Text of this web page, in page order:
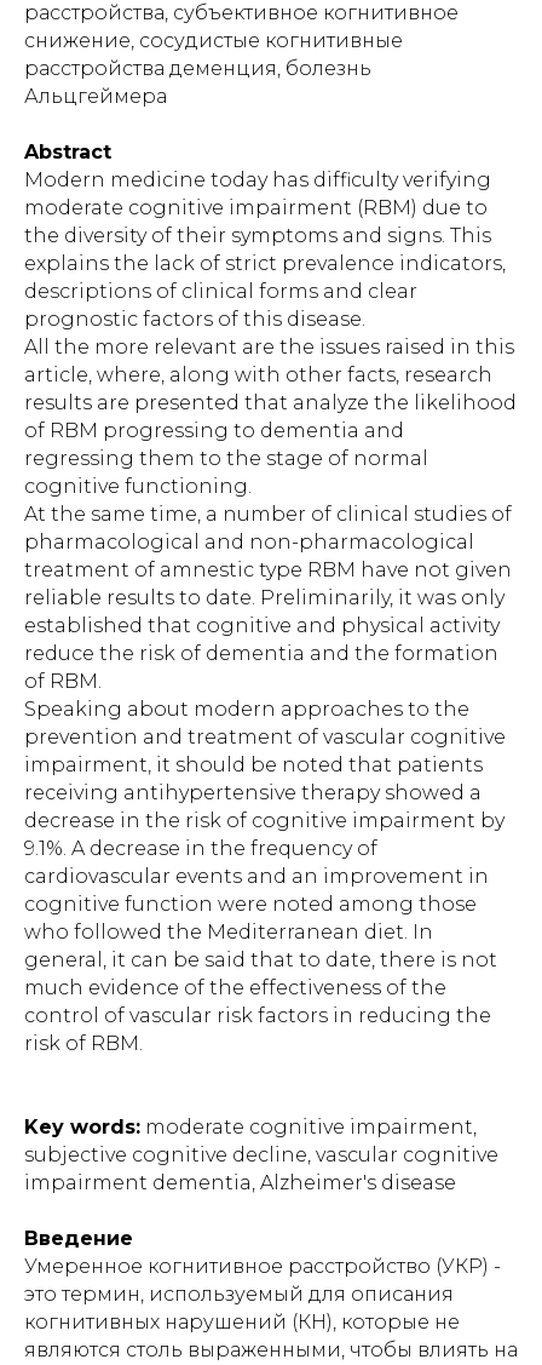
расстройства, субъективное когнитивное
снижение, сосудистые когнитивные
расстройства деменция, болезнь
Альцгеймера
Abstract
Modern medicine today has difficulty verifying
moderate cognitive impairment (RBM) due to
the diversity of their symptoms and signs. This
explains the lack of strict prevalence indicators,
descriptions of clinical forms and clear
prognostic factors of this disease.
All the more relevant are the issues raised in this
article, where, along with other facts, research
results are presented that analyze the likelihood
of RBM progressing to dementia and
regressing them to the stage of normal
cognitive functioning.
At the same time, a number of clinical studies of
pharmacological and non-pharmacological
treatment of amnestic type RBM have not given
reliable results to date. Preliminarily, it was only
established that cognitive and physical activity
reduce the risk of dementia and the formation
of RBM.
Speaking about modern approaches to the
prevention and treatment of vascular cognitive
impairment, it should be noted that patients
receiving antihypertensive therapy showed a
decrease in the risk of cognitive impairment by
9.1%. A decrease in the frequency of
cardiovascular events and an improvement in
cognitive function were noted among those
who followed the Mediterranean diet. In
general, it can be said that to date, there is not
much evidence of the effectiveness of the
control of vascular risk factors in reducing the
risk of RBM.
Key words: moderate cognitive impairment,
subjective cognitive decline, vascular cognitive
impairment dementia, Alzheimer's disease
Введение
Умеренное когнитивное расстройство (УКР) -
это термин, используемый для описания
когнитивных нарушений (КН), которые не
являются столь выраженными, чтобы влиять на